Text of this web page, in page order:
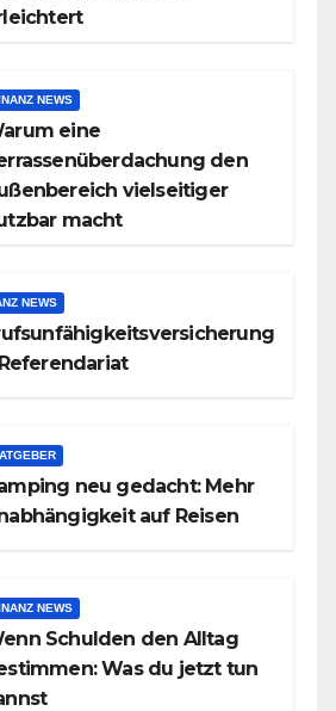
NEWS
eine
den
vielseitiger
macht
NEWS
neu gedacht: Mehr
auf Reisen
NEWS
Schulden den Alltag
Was du jetzt tun